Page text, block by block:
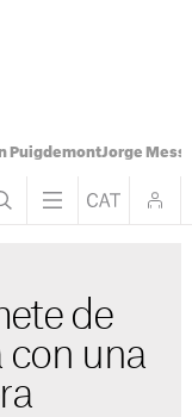
PuigdemontJorge Messi
de
con una